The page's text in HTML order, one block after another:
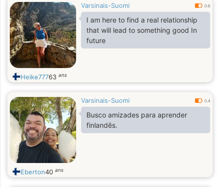
Varsinais-Suomi 0.6
I am here to find a real relationship
that will lead to something good In
future
Heike77763 ans
Varsinais-Suomi 0.4
Busco amizades para aprender
finlandês.
Eberton40 ans